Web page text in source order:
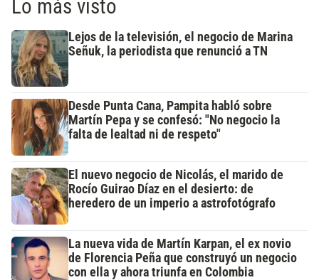
Lo más visto
Lejos de la televisión, el negocio de Marina
Señuk, la periodista que renunció a TN
Desde Punta Cana, Pampita habló sobre
Martín Pepa y se confesó: "No negocio la
falta de lealtad ni de respeto"
El nuevo negocio de Nicolás, el marido de
Rocío Guirao Díaz en el desierto: de
heredero de un imperio a astrofotógrafo
La nueva vida de Martín Karpan, el ex novio
de Florencia Peña que construyó un negocio
con ella y ahora triunfa en Colombia